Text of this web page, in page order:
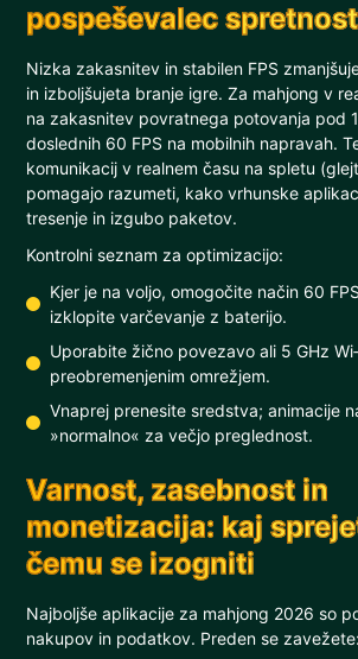
pospeševalec
Nizka zakasnitev in stabilen FPS
in izboljšujeta branje igre. Za mahjong v
na zakasnitev povratnega potovanja pod
doslednih 60 FPS na mobilnih napravah.
komunikacij v realnem času na spletu
pomagajo razumeti, kako vrhunske
tresenje in izgubo paketov.
Kontrolni seznam za optimizacijo:
Kjer je na voljo, omogočite način 60
izklopite varčevanje z baterijo.
Uporabite žično povezavo ali 5 GHz
preobremenjenim omrežjem.
Vnaprej prenesite sredstva; animacije
»normalno« za večjo preglednost.
Varnost, zasebnost in
monetizacija: kaj
čemu se izogniti
Najboljše aplikacije za mahjong 2026 so
nakupov in podatkov. Preden se zavežete: